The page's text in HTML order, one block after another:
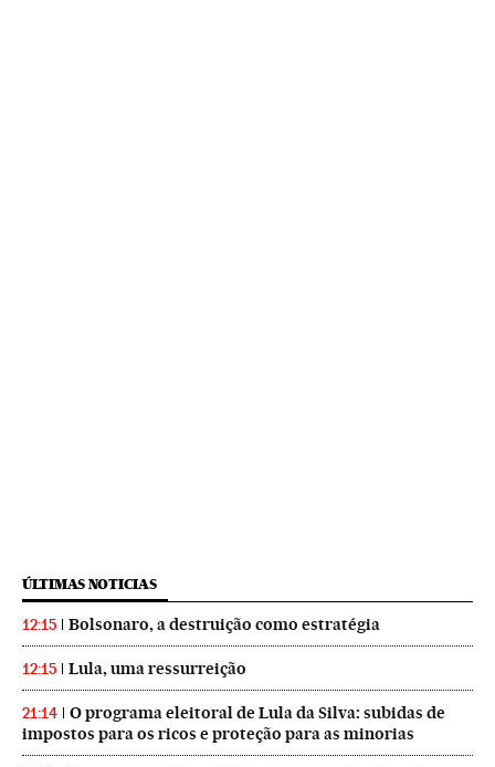
ÚLTIMAS NOTICIAS
12:15 Bolsonaro, a destruição como estratégia
12:15 Lula, uma ressurreição
21:14
O programa eleitoral de Lula da Silva: subidas de
impostos para os ricos e proteção para as minorias